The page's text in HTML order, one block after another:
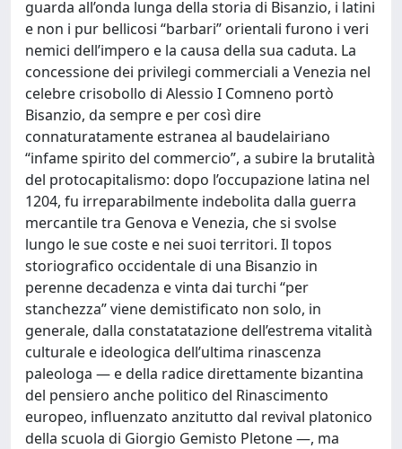
guarda all’onda lunga della storia di Bisanzio, i latini
e non i pur bellicosi “barbari” orientali furono i veri
nemici dell’impero e la causa della sua caduta. La
concessione dei privilegi commerciali a Venezia nel
celebre crisobollo di Alessio I Comneno portò
Bisanzio, da sempre e per così dire
connaturatamente estranea al baudelairiano
“infame spirito del commercio”, a subire la brutalità
del protocapitalismo: dopo l’occupazione latina nel
1204, fu irreparabilmente indebolita dalla guerra
mercantile tra Genova e Venezia, che si svolse
lungo le sue coste e nei suoi territori. Il topos
storiografico occidentale di una Bisanzio in
perenne decadenza e vinta dai turchi “per
stanchezza” viene demistificato non solo, in
generale, dalla constatatazione dell’estrema vitalità
culturale e ideologica dell’ultima rinascenza
paleologa — e della radice direttamente bizantina
del pensiero anche politico del Rinascimento
europeo, influenzato anzitutto dal revival platonico
della scuola di Giorgio Gemisto Pletone —, ma